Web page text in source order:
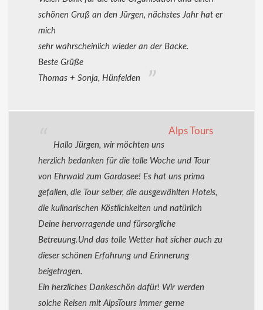
schönen Gruß an den Jürgen, nächstes Jahr hat er
mich
sehr wahrscheinlich wieder an der Backe.
Beste Grüße
Thomas + Sonja, Hünfelden
Alps Tours
Hallo Jürgen, wir möchten uns
herzlich bedanken für die tolle Woche und Tour
von Ehrwald zum Gardasee! Es hat uns prima
gefallen, die Tour selber, die ausgewählten Hotels,
die kulinarischen Köstlichkeiten und natürlich
Deine hervorragende und fürsorgliche
Betreuung.Und das tolle Wetter hat sicher auch zu
dieser schönen Erfahrung und Erinnerung
beigetragen.
Ein herzliches Dankeschön dafür! Wir werden
solche Reisen mit AlpsTours immer gerne